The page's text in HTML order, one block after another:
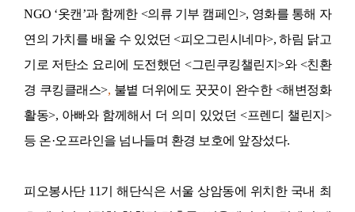
NGO ‘옷캔 ’과 함께한 <의류 기부 캠페인>, 영화를 통해 자
연의 가치를 배울 수 있었던 <피오그린시네마>,하림 닭고
기로 저탄소 요리에 도전했던<그린쿠킹챌린지>와 <친환
경 쿠킹클래스>, 불볕 더위에도 꿋꿋이 완수한 <해변정화
활동>, 아빠와 함께해서 더 의미 있었던<프렌디 챌린지 >
등 온·오프라인을 넘나들며 환경 보호에 앞장섰다.
피오봉사단11기 해단식은 서울 상암동에 위치한 국내 최